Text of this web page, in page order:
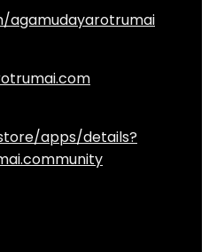
agamudayarotrumai
apps/details?